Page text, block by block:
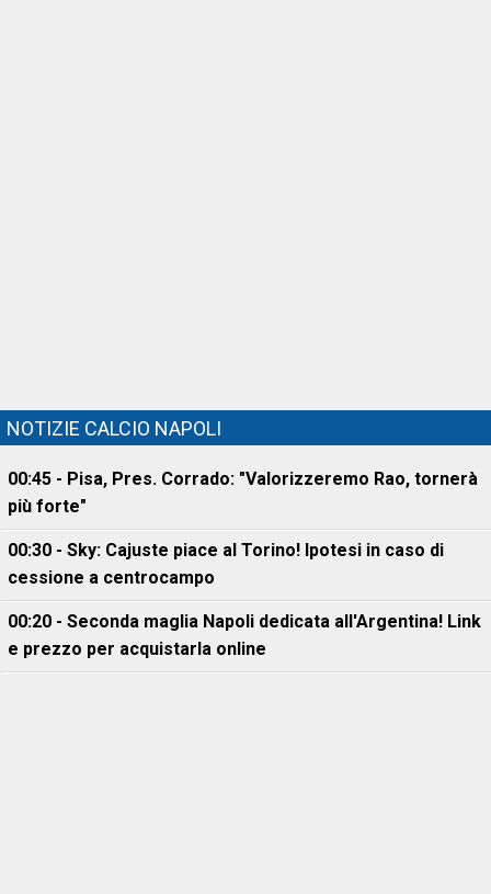
NOTIZIE CALCIO NAPOLI
00:45 - Pisa, Pres. Corrado: "Valorizzeremo Rao, tornerà
più forte"
00:30 - Sky: Cajuste piace al Torino! Ipotesi in caso di
cessione a centrocampo
00:20 - Seconda maglia Napoli dedicata all'Argentina! Link
e prezzo per acquistarla online